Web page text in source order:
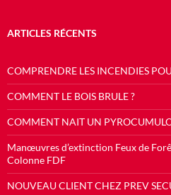
ARTICLES RÉCENTS
COMPRENDRE LES INCENDIES
COMMENT LE BOIS BRULE ?
COMMENT NAIT UN
Manœuvres d’extinction Feux de
Colonne FDF
NOUVEAU CLIENT CHEZ PREV